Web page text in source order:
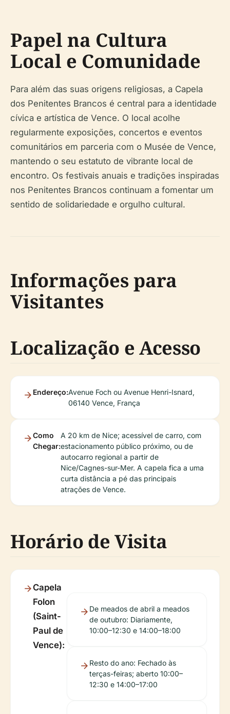
Papel na Cultura
Local e Comunidade
Para além das suas origens religiosas, a Capela
dos Penitentes Brancos é central para a identidade
cívica e artística de Vence. O local acolhe
regularmente exposições, concertos e eventos
comunitários em parceria com o Musée de Vence,
mantendo o seu estatuto de vibrante local de
encontro. Os festivais anuais e tradições inspiradas
nos Penitentes Brancos continuam a fomentar um
sentido de solidariedade e orgulho cultural.
Informações para
Visitantes
Localização e Acesso
Endereço:Avenue Foch ou Avenue Henri-Isnard,
06140 Vence, França
Como
Chegar:
A 20 km de Nice; acessível de carro, com
estacionamento público próximo, ou de
autocarro regional a partir de
Nice/Cagnes-sur-Mer. A capela fica a uma
curta distância a pé das principais
atrações de Vence.
Horário de Visita
Capela
Folon
(Saint-
Paul de
Vence):
De meados de abril a meados
de outubro: Diariamente,
10:00–12:30 e 14:00–18:00
Resto do ano: Fechado às
terças-feiras; aberto 10:00–
12:30 e 14:00–17:00